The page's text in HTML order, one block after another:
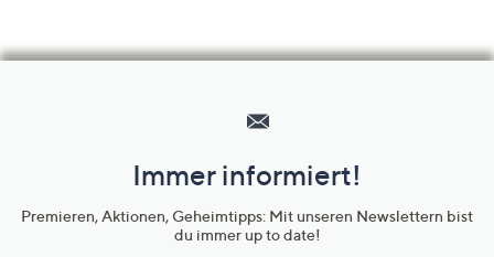
Unternehmensinformationen
Immer informiert!
Premieren, Aktionen, Geheimtipps: Mit unseren Newslettern bist
du immer up to date!